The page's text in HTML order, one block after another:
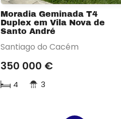
Moradia Geminada T4
Duplex em Vila Nova de
Santo André
Santiago do Cacém
350 000 €
4 3